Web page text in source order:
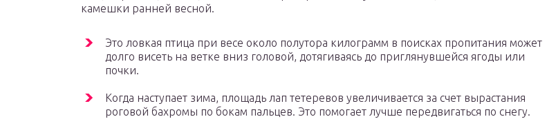
камешки ранней весной.
Это ловкая птица при весе около полутора килограмм в поисках пропитания может
долго висеть на ветке вниз головой, дотягиваясь до приглянувшейся ягоды или
почки.
Когда наступает зима, площадь лап тетеревов увеличивается за счет вырастания
роговой бахромы по бокам пальцев. Это помогает лучше передвигаться по снегу.